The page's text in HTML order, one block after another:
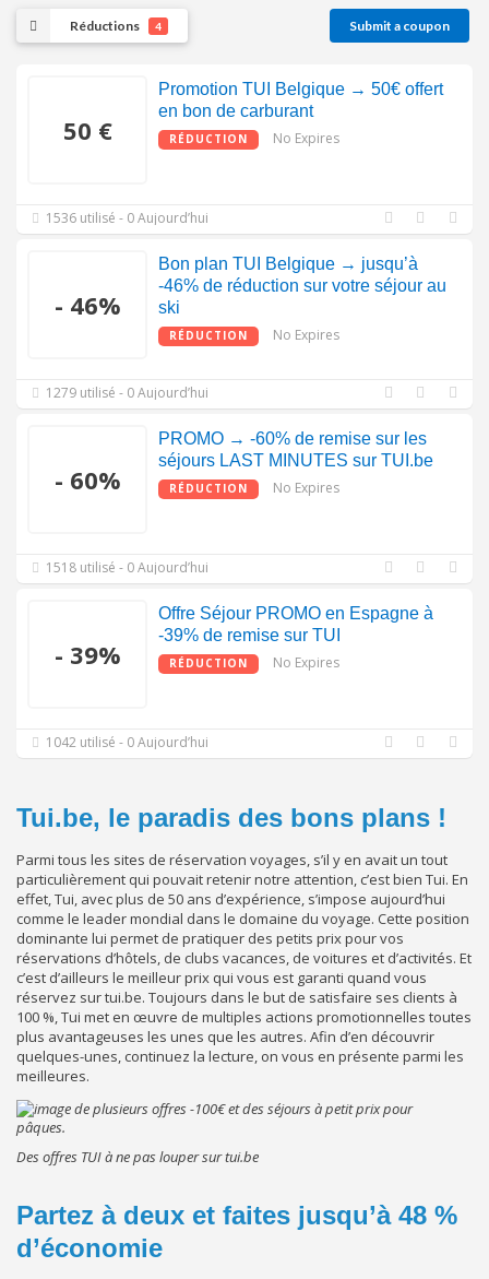
Réductions 4 Submit a coupon
50 €
Promotion TUI Belgique → 50€ offert
en bon de carburant
RÉDUCTION No Expires
1536 utilisé - 0 Aujourd’hui
- 46%
Bon plan TUI Belgique → jusqu’à
-46% de réduction sur votre séjour au
ski
RÉDUCTION No Expires
1279 utilisé - 0 Aujourd’hui
- 60%
PROMO → -60% de remise sur les
séjours LAST MINUTES sur TUI.be
RÉDUCTION No Expires
1518 utilisé - 0 Aujourd’hui
- 39%
Offre Séjour PROMO en Espagne à
-39% de remise sur TUI
RÉDUCTION No Expires
1042 utilisé - 0 Aujourd’hui
Tui.be, le paradis des bons plans !
Parmi tous les sites de réservation voyages, s’il y en avait un tout
particulièrement qui pouvait retenir notre attention, c’est bien Tui. En
effet, Tui, avec plus de 50 ans d’expérience, s’impose aujourd’hui
comme le leader mondial dans le domaine du voyage. Cette position
dominante lui permet de pratiquer des petits prix pour vos
réservations d’hôtels, de clubs vacances, de voitures et d’activités. Et
c’est d’ailleurs le meilleur prix qui vous est garanti quand vous
réservez sur tui.be. Toujours dans le but de satisfaire ses clients à
100 %, Tui met en œuvre de multiples actions promotionnelles toutes
plus avantageuses les unes que les autres. Afin d’en découvrir
quelques-unes, continuez la lecture, on vous en présente parmi les
meilleures.
Des offres TUI à ne pas louper sur tui.be
Partez à deux et faites jusqu’à 48 %
d’économie